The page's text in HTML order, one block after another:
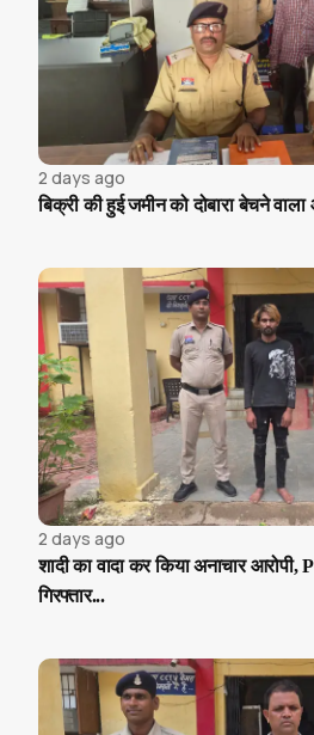
2 days ago
बिक्री की हुई जमीन को दोबारा बेचने वाला
2 days ago
शादी का वादा कर किया अनाचार
गिरफ्तार...